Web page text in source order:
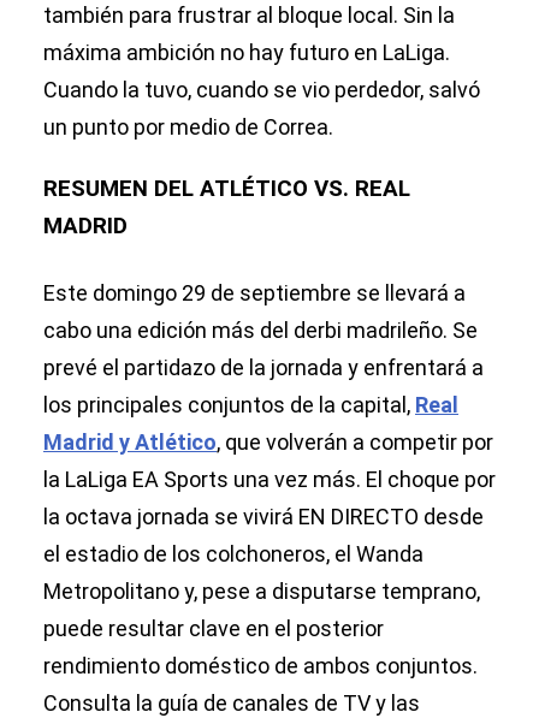
también para frustrar al bloque local. Sin la
máxima ambición no hay futuro en LaLiga.
Cuando la tuvo, cuando se vio perdedor, salvó
un punto por medio de Correa.
RESUMEN DEL ATLÉTICO VS. REAL
MADRID
Este domingo 29 de septiembre se llevará a
cabo una edición más del derbi madrileño. Se
prevé el partidazo de la jornada y enfrentará a
los principales conjuntos de la capital, Real
Madrid y Atlético, que volverán a competir por
la LaLiga EA Sports una vez más. El choque por
la octava jornada se vivirá EN DIRECTO desde
el estadio de los colchoneros, el Wanda
Metropolitano y, pese a disputarse temprano,
puede resultar clave en el posterior
rendimiento doméstico de ambos conjuntos.
Consulta la guía de canales de TV y las